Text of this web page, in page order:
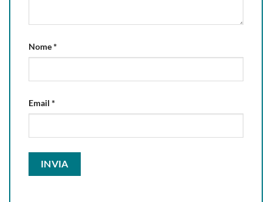
Nome*
Email *